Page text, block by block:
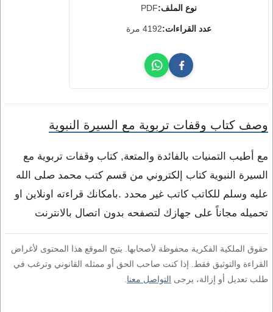
نوع الملف:PDF
عدد القراءات:4192 مرة
وصف كتاب وقفات تربوية مع السيرة النبوية
مع أطيب التمنيات بالفائدة والمتعة, كتاب وقفات تربوية مع
السيرة النبوية كتاب إلكتروني من قسم كتب محمد صلى الله
عليه وسلم للكاتب كاتب غير محدد .بامكانك قراءته اونلاين او
تحميله مجاناً على جهازك لتصفحه بدون اتصال بالانترنت
حقوق الملكية الفكرية محفوظة لأصحابها. يتيح الموقع هذا المحتوى لأغراض
القراءة والتوثيق فقط. إذا كنت صاحب الحق أو ممثله القانوني وترغب في
طلب تعديل أو إزالة، يرجى التواصل معنا